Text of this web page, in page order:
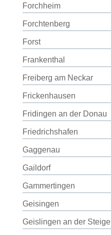
Forchheim
Forchtenberg
Forst
Frankenthal
Freiberg am Neckar
Frickenhausen
Fridingen an der Donau
Friedrichshafen
Gaggenau
Gaildorf
Gammertingen
Geisingen
Geislingen an der Steige